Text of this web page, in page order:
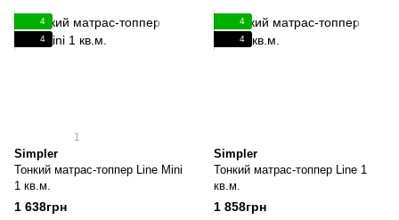
4
4
1
Simpler
Тонкий матрас-топпер Line Mini
1 кв.м.
1 638грн
4
4
Simpler
Тонкий матрас-топпер Line 1
кв.м.
1 858грн